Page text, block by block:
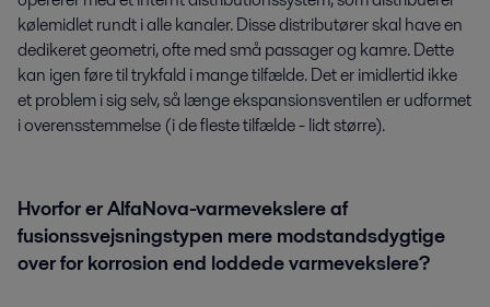
kølemidlet rundt i alle kanaler. Disse distributører skal have en
dedikeret geometri, ofte med små passager og kamre. Dette
kan igen føre til trykfald i mange tilfælde. Det er imidlertid ikke
et problem i sig selv, så længe ekspansionsventilen er udformet
i overensstemmelse (i de fleste tilfælde - lidt større).
Hvorfor er AlfaNova-varmevekslere af
fusionssvejsningstypen mere modstandsdygtige
over for korrosion end loddede varmevekslere?